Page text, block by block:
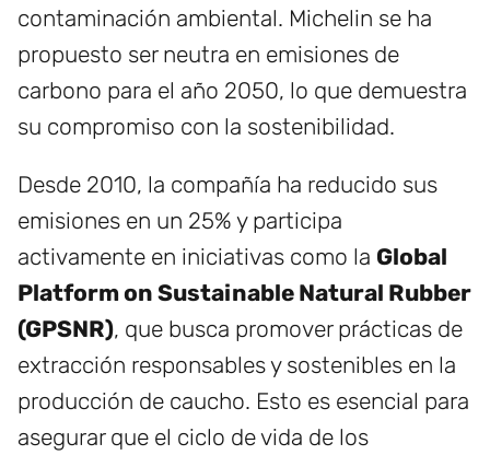
contaminación ambiental. Michelin se ha
propuesto ser neutra en emisiones de
carbono para el año 2050, lo que demuestra
su compromiso con la sostenibilidad.
Desde 2010, la compañía ha reducido sus
emisiones en un 25% y participa
activamente en iniciativas como la Global
Platform on Sustainable Natural Rubber
(GPSNR), que busca promover prácticas de
extracción responsables y sostenibles en la
producción de caucho. Esto es esencial para
asegurar que el ciclo de vida de los